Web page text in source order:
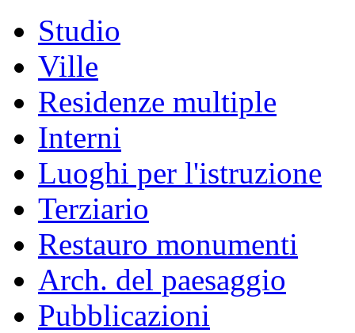
Studio
Ville
Residenze multiple
Interni
Luoghi per l'istruzione
Terziario
Restauro monumenti
Arch. del paesaggio
Pubblicazioni